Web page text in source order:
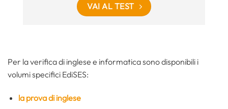
VAI AL TEST
Per la verifica di inglese e informatica sono disponibili i
volumi specifici EdiSES:
la prova di inglese